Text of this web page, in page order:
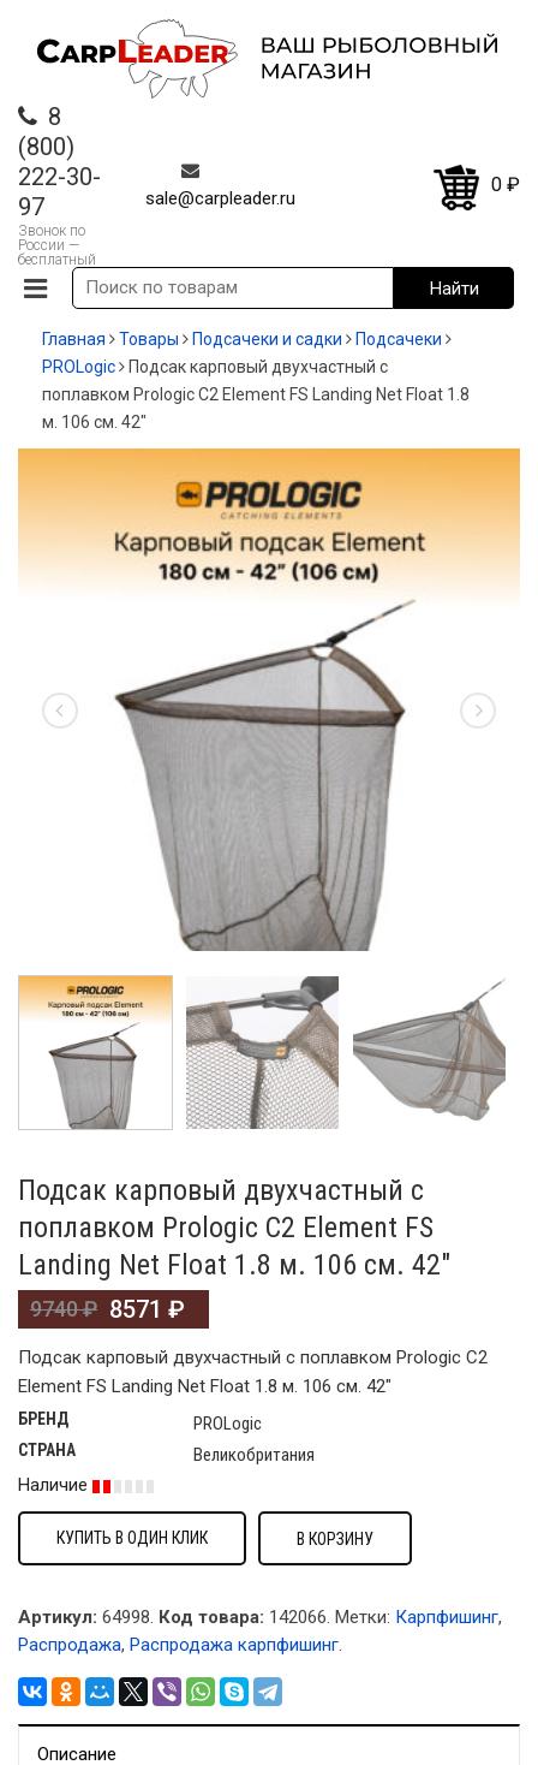
8
(800)
222-30-
97
Звонок по
России —
бесплатный
sale@carpleader.ru
0 ₽
Главная Товары Подсачеки и садки
Подсачеки
PROLogic
Подсак карповый двухчастный с
поплавком Prologic C2 Element FS Landing Net Float 1.8
м. 106 см. 42"
Подсак карповый двухчастный с
поплавком Prologic C2 Element FS
Landing Net Float 1.8 м. 106 см. 42″
9740₽ 8571 ₽
Подсак карповый двухчастный с поплавком Prologic C2
Element FS Landing Net Float 1.8 м. 106 см. 42″
БРЕНД PROLogic
СТРАНА
Великобритания
Наличие
КУПИТЬ В ОДИН КЛИК В КОРЗИНУ
Артикул: 64998. Код товара: 142066. Метки: Карпфишинг,
Распродажа, Распродажа карпфишинг.
Описание